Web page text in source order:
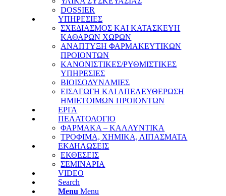
DOSSIER
ΥΠΗΡΕΣΙΕΣ
ΣΧΕΔΙΑΣΜΟΣ ΚΑΙ ΚΑΤΑΣΚΕΥΗ
ΚΑΘΑΡΩΝ ΧΩΡΩΝ
ΑΝΑΠΤΥΞΗ ΦΑΡΜΑΚΕΥΤΙΚΩΝ
ΠΡΟΙΟΝΤΩΝ
ΚΑΝΟΝΙΣΤΙΚΕΣ/ΡΥΘΜΙΣΤΙΚΕΣ
ΥΠΗΡΕΣΙΕΣ
ΒΙΟΙΣΟΔΥΝΑΜΙΕΣ
ΕΙΣΑΓΩΓΗ ΚΑΙ ΑΠΕΛΕΥΘΕΡΩΣΗ
ΗΜΙΕΤΟΙΜΩΝ ΠΡΟΙΟΝΤΩΝ
ΕΡΓΑ
ΠΕΛΑΤΟΛΟΓΙΟ
ΦΑΡΜΑΚΑ – ΚΑΛΛΥΝΤΙΚΑ
ΤΡΟΦΙΜΑ, ΧΗΜΙΚΑ, ΛΙΠΑΣΜΑΤΑ
ΕΚΔΗΛΩΣΕΙΣ
ΕΚΘΕΣΕΙΣ
ΣΕΜΙΝΑΡΙΑ
VIDEO
Search
Menu Menu